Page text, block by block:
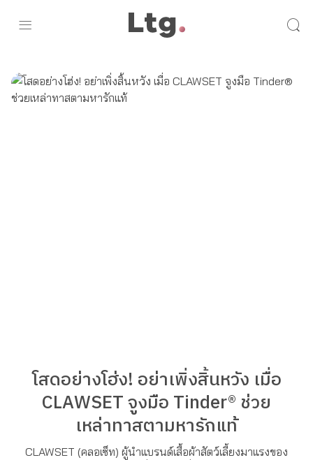
โสดอย่างโฮ่ง! อย่าเพิ่งสิ้นหวัง เมื่อ
CLAWSET จูงมือ Tinder® ช่วย
เหล่าทาสตามหารักแท้
CLAWSET (คลอเซ็ท) ผู้นำแบรนด์เสื้อผ้าสัตว์เลี้ยงมาแรงของ